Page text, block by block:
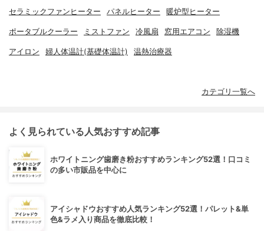
セラミックファンヒーター パネルヒーター 暖炉型ヒーター
ポータブルクーラー ミストファン 冷風扇 窓用エアコン 除湿機
アイロン 婦人体温計(基礎体温計) 温熱治療器
カテゴリ一覧へ
よく見られている人気おすすめ記事
ホワイトニング歯磨き粉おすすめランキング52選！口コミ
の多い市販品を中心に
アイシャドウおすすめ人気ランキング52選！パレット&単
色&ラメ入り商品を徹底比較！